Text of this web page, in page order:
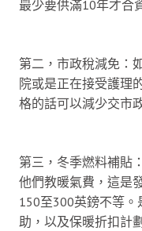
最少要供滿10年才合
第二，市政稅減免：
院或是正在接受護理
格的話可以減少交市
第三，冬季燃料補貼
他們教暖氣費，這是
150至300英鎊不等
助，以及保暖折扣計